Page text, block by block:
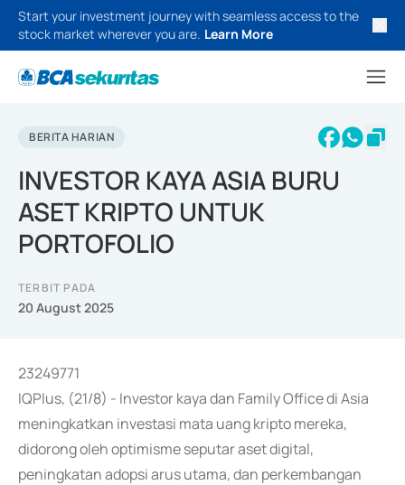
Start your investment journey with seamless access to the
stock market wherever you are. Learn More
BERITA HARIAN
INVESTOR KAYA ASIA BURU
ASET KRIPTO UNTUK
PORTOFOLIO
TERBIT PADA
20 August 2025
23249771
IQPlus, (21/8) - Investor kaya dan Family Office di Asia
meningkatkan investasi mata uang kripto mereka,
didorong oleh optimisme seputar aset digital,
peningkatan adopsi arus utama, dan perkembangan